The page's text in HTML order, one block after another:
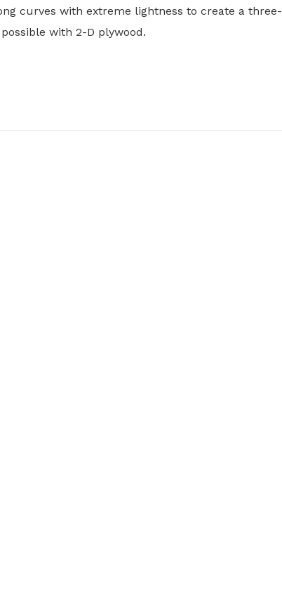
curves with extreme lightness to create a three-
with 2-D plywood.